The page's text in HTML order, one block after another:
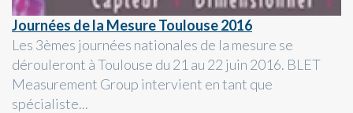
Journées de la Mesure Toulouse 2016
Les 3èmes journées nationales de la mesure se
dérouleront à Toulouse du 21 au 22 juin 2016. BLET
Measurement Group intervient en tant que
spécialiste...